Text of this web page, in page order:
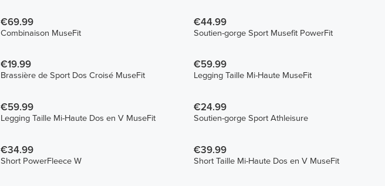
€69.99
Combinaison MuseFit
€44.99
Soutien-gorge Sport Musefit PowerFit
€19.99
Brassière de Sport Dos Croisé MuseFit
€59.99
Legging Taille Mi-Haute MuseFit
€59.99
Legging Taille Mi-Haute Dos en V MuseFit
€24.99
Soutien-gorge Sport Athleisure
€34.99
Short PowerFleece W
€39.99
Short Taille Mi-Haute Dos en V MuseFit